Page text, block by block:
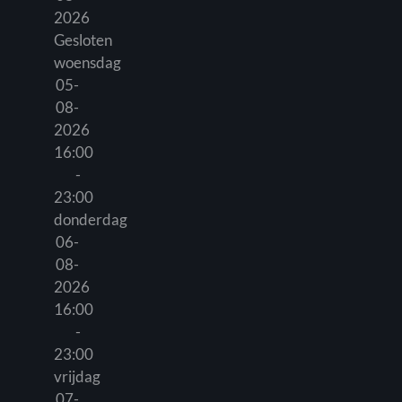
2026
Gesloten
woensdag
05-
08-
2026
16:00
-
23:00
donderdag
06-
08-
2026
16:00
-
23:00
vrijdag